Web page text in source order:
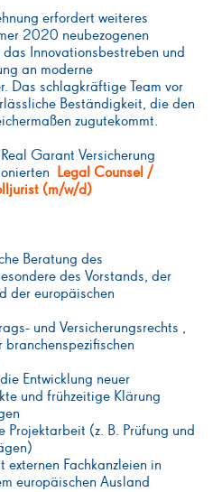
erfordert weiteres
2020 neubezogenen
Innovationsbestreben und
an moderne
Das schlagkräftige Team vor
Beständigkeit, die den
zugutekommt.
Garant Versicherung
Legal Counsel /
(m/w/d)
Beratung des
des Vorstands, der
der europäischen
und Versicherungsrechts ,
Entwicklung neuer
und frühzeitige Klärung
Projektarbeit (z. B. Prüfung und
externen Fachkanzleien in
europäischen Ausland